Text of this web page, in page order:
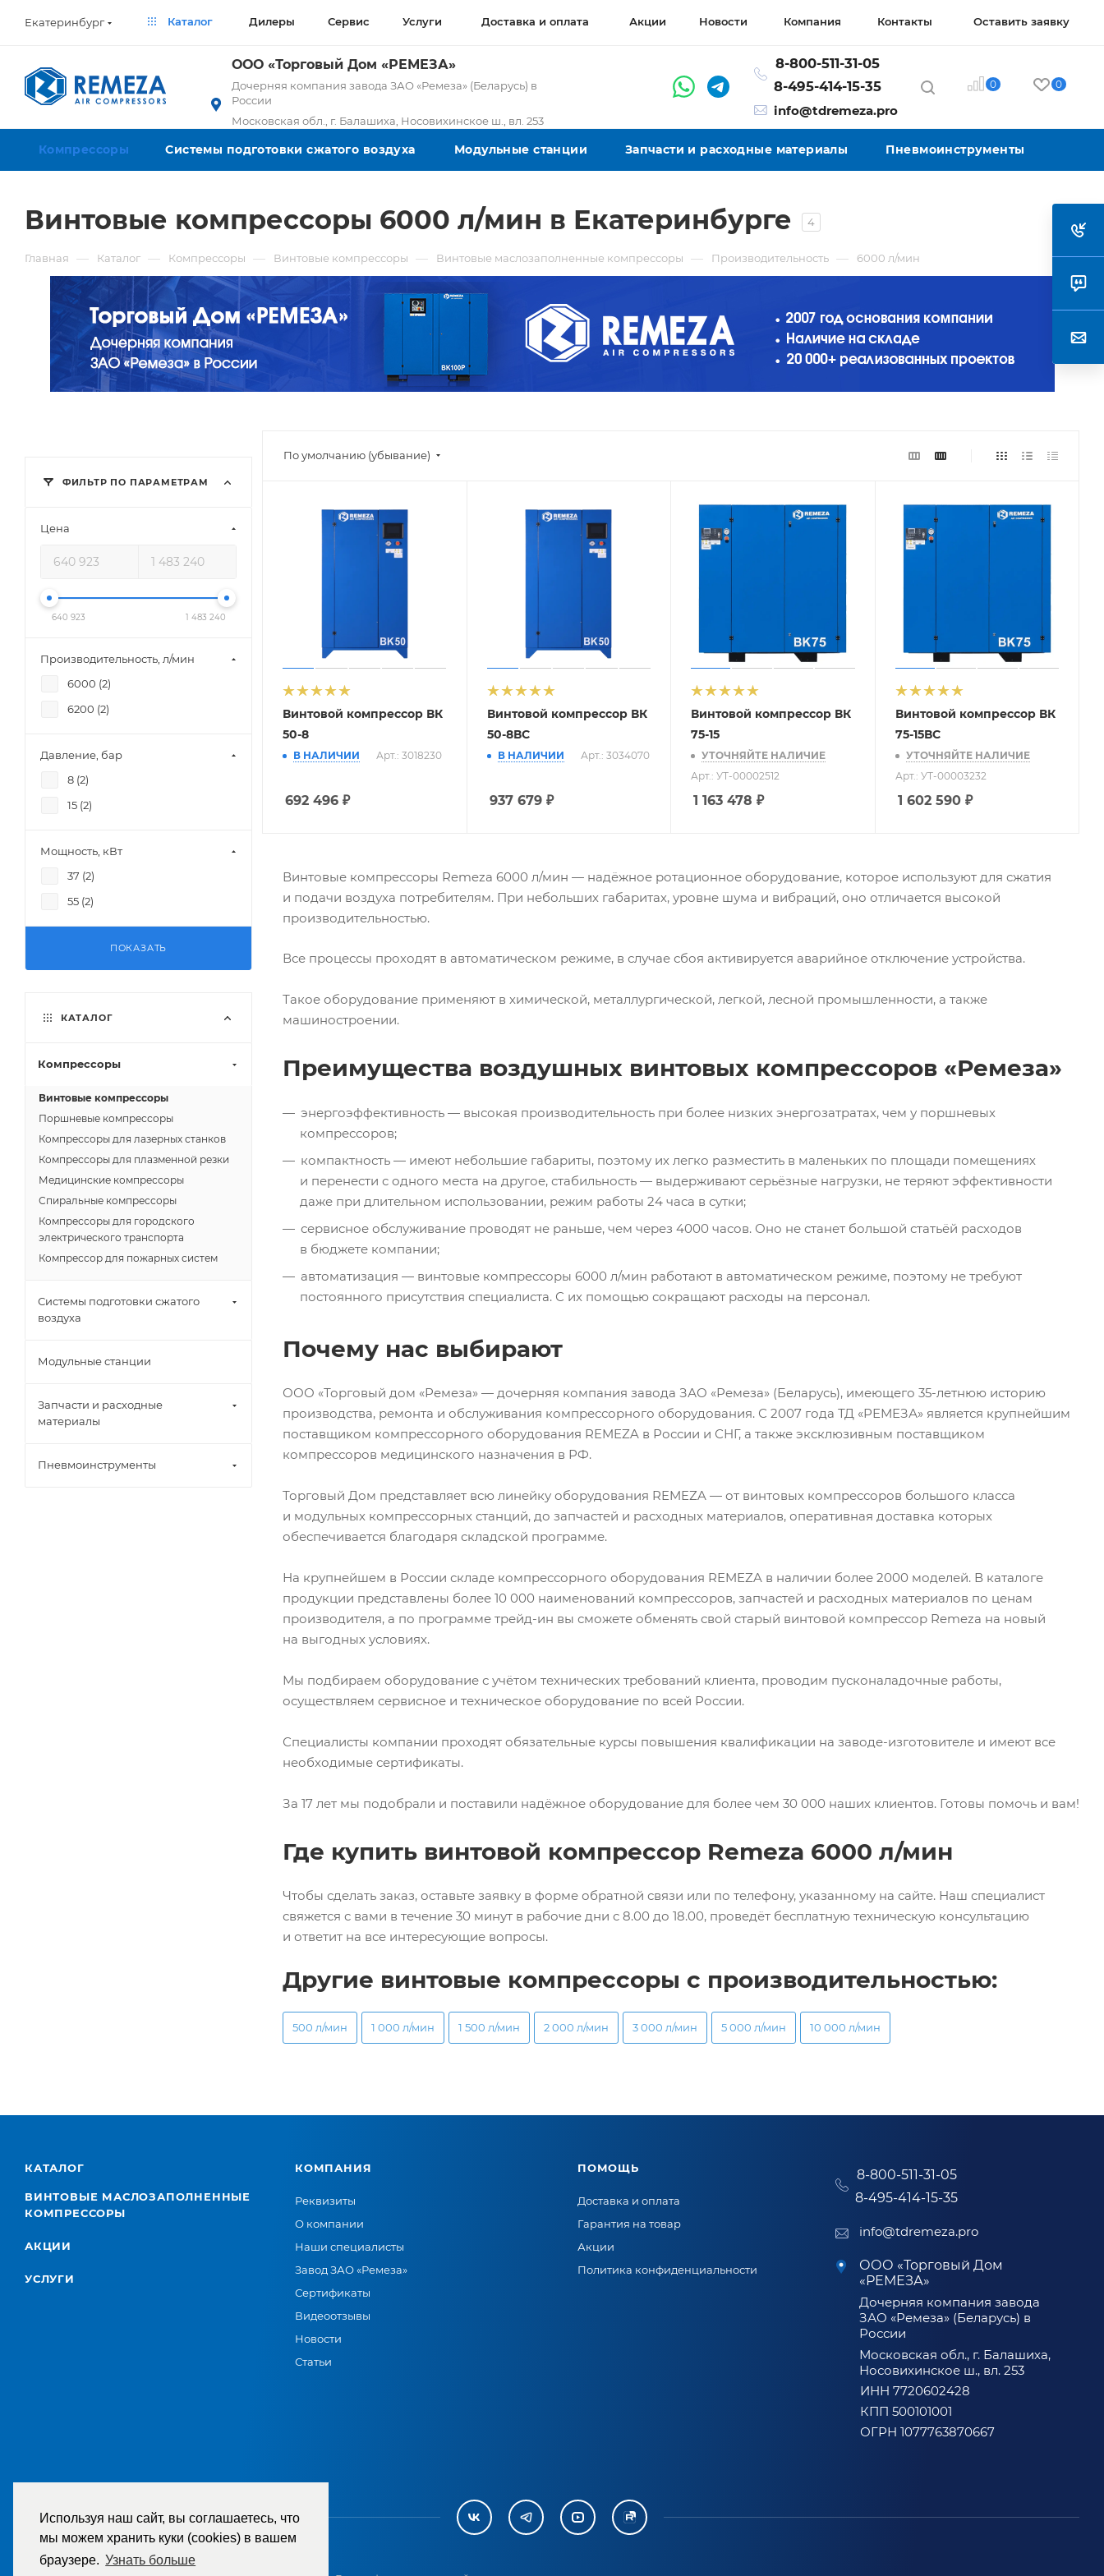
Используя наш сайт, вы соглашаетесь, что
мы можем хранить куки (cookies) в вашем
браузере. Узнать больше
Екатеринбург Каталог Дилеры Сервис Услуги Доставка и оплата Акции Новости Компания Контакты Оставить заявку
ООО «Торговый Дом «РЕМЕЗА»
Дочерняя компания завода ЗАО «Ремеза» (Беларусь) в
России
Московская обл., г. Балашиха, Носовихинское ш., вл. 253
8-800-511-31-05
8-495-414-15-35
info@tdremeza.pro
0 0
Компрессоры Системы подготовки сжатого воздуха Модульные станции Запчасти и расходные материалы Пневмоинструменты
Винтовые компрессоры 6000 л/мин в Екатеринбурге 4
Главная — Каталог — Компрессоры — Винтовые компрессоры — Винтовые маслозаполненные компрессоры — Производительность — 6000 л/мин
По умолчанию (убывание)
Винтовой компрессор ВК
50-8
В НАЛИЧИИ Арт.: 3018230
692 496 ₽
Винтовой компрессор ВК
50-8ВС
В НАЛИЧИИ Арт.: 3034070
937 679₽
Винтовой компрессор ВК
75-15
УТОЧНЯЙТЕ НАЛИЧИЕ
Арт.: УТ-00002512
1 163 478 ₽
Винтовой компрессор ВК
75-15ВС
УТОЧНЯЙТЕ НАЛИЧИЕ
Арт.: УТ-00003232
1 602 590₽
Винтовые компрессоры Remeza 6000 л/мин — надёжное ротационное оборудование, которое используют для сжатия
и подачи воздуха потребителям. При небольших габаритах, уровне шума и вибраций, оно отличается высокой
производительностью.
Все процессы проходят в автоматическом режиме, в случае сбоя активируется аварийное отключение устройства.
Такое оборудование применяют в химической, металлургической, легкой, лесной промышленности, а также
машиностроении.
Преимущества воздушных винтовых компрессоров «Ремеза»
энергоэффективность — высокая производительность при более низких энергозатратах, чем у поршневых
компрессоров;
компактность — имеют небольшие габариты, поэтому их легко разместить в маленьких по площади помещениях
и перенести с одного места на другое, стабильность — выдерживают серьёзные нагрузки, не теряют эффективности
даже при длительном использовании, режим работы 24 часа в сутки;
сервисное обслуживание проводят не раньше, чем через 4000 часов. Оно не станет большой статьёй расходов
в бюджете компании;
автоматизация — винтовые компрессоры 6000 л/мин работают в автоматическом режиме, поэтому не требуют
постоянного присутствия специалиста. С их помощью сокращают расходы на персонал.
Почему нас выбирают
ООО «Торговый дом «Ремеза» — дочерняя компания завода ЗАО «Ремеза» (Беларусь), имеющего 35-летнюю историю
производства, ремонта и обслуживания компрессорного оборудования. С 2007 года ТД «РЕМЕЗА» является крупнейшим
поставщиком компрессорного оборудования REMEZA в России и СНГ, а также эксклюзивным поставщиком
компрессоров медицинского назначения в РФ.
Торговый Дом представляет всю линейку оборудования REMEZA — от винтовых компрессоров большого класса
и модульных компрессорных станций, до запчастей и расходных материалов, оперативная доставка которых
обеспечивается благодаря складской программе.
На крупнейшем в России складе компрессорного оборудования REMEZA в наличии более 2000 моделей. В каталоге
продукции представлены более 10 000 наименований компрессоров, запчастей и расходных материалов по ценам
производителя, а по программе трейд-ин вы сможете обменять свой старый винтовой компрессор Remeza на новый
на выгодных условиях.
Мы подбираем оборудование с учётом технических требований клиента, проводим пусконаладочные работы,
осуществляем сервисное и техническое оборудование по всей России.
Специалисты компании проходят обязательные курсы повышения квалификации на заводе-изготовителе и имеют все
необходимые сертификаты.
За 17 лет мы подобрали и поставили надёжное оборудование для более чем 30 000 наших клиентов. Готовы помочь и вам!
Где купить винтовой компрессор Remeza 6000 л/мин
Чтобы сделать заказ, оставьте заявку в форме обратной связи или по телефону, указанному на сайте. Наш специалист
свяжется с вами в течение 30 минут в рабочие дни с 8.00 до 18.00, проведёт бесплатную техническую консультацию
и ответит на все интересующие вопросы.
Другие винтовые компрессоры с производительностью:
500 л/мин 1 000 л/мин 1 500 л/мин 2 000 л/мин 3 000 л/мин 5 000 л/мин 10 000 л/мин
ФИЛЬТР ПО ПАРАМЕТРАМ
Цена
640 923 1 483 240
Производительность, л/мин
6000 (2)
6200 (2)
Давление, бар
8 (2)
15 (2)
Мощность, кВт
37 (2)
55 (2)
ПОКАЗАТЬ
КАТАЛОГ
Компрессоры
Винтовые компрессоры
Поршневые компрессоры
Компрессоры для лазерных станков
Компрессоры для плазменной резки
Медицинские компрессоры
Спиральные компрессоры
Компрессоры для городского
электрического транспорта
Компрессор для пожарных систем
Системы подготовки сжатого
воздуха
Модульные станции
Запчасти и расходные
материалы
Пневмоинструменты
КАТАЛОГ
ВИНТОВЫЕ МАСЛОЗАПОЛНЕННЫЕ
КОМПРЕССОРЫ
АКЦИИ
УСЛУГИ
КОМПАНИЯ
Реквизиты
О компании
Наши специалисты
Завод ЗАО «Ремеза»
Сертификаты
Видеоотзывы
Новости
Статьи
ПОМОЩЬ
Доставка и оплата
Гарантия на товар
Акции
Политика конфиденциальности
8-800-511-31-05
8-495-414-15-35
info@tdremeza.pro
ООО «Торговый Дом
«РЕМЕЗА»
Дочерняя компания завода
ЗАО «Ремеза» (Беларусь) в
России
Московская обл., г. Балашиха,
Носовихинское ш., вл. 253
ИНН 7720602428
КПП 500101001
ОГРН 1077763870667